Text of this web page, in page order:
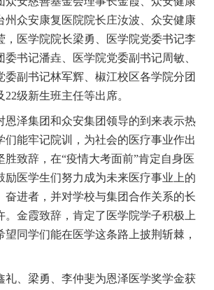
州众安康复医院院长庄汝波、众安健康
，医学院院长梁勇、医学院党委书记李
委书记潘垚、医学院党委副书记周敏、
委副书记林军辉、椒江校区各学院分团
22级新生班主任等出席。
恩泽集团和众安集团领导的到来表示热
们能牢记院训，为社会的医疗事业作出
胜致辞，在“疫情大考面前”肯定自身医
励医学生们努力成为未来医疗事业上的
奋进者，并对学校与集团合作关系的长
。金霞致辞，肯定了医学院学子积极上
望同学们能在医学这条路上披荆斩棘，
礼、梁勇、李仲斐为恩泽医学奖学金获